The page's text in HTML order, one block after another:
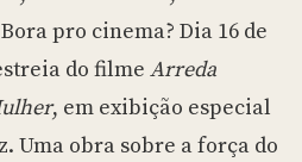
pro cinema? Dia 16 de
do filme Arreda
, em exibição especial
Uma obra sobre a força do